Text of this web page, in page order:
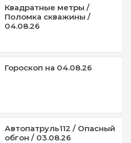
Квадратные метры /
Поломка скважины /
04.08.26
Гороскоп на 04.08.26
Автопатруль112 / Опасный
обгон / 03.08.26